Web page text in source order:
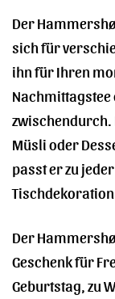
Der
sich für
ihn für Ihren
zwischendurch.
Müsli oder
passt er zu
Tischdekoration
Der
Geschenk für
Geburtstag, zu